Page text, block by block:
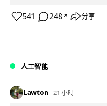
541 248 ↗ 分享
人工智能
Lawton 21 小時